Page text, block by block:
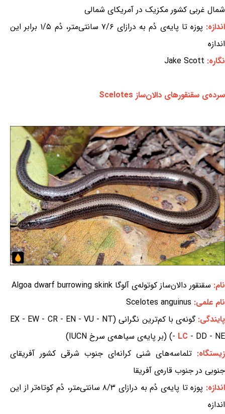
شمال غربی کشور مکزیک در آمریکای شمالی
اندازه:
پوزه تا پایه‌ی دُم به درازای ۷/۶ سانتی‌متر، دُم ۱/۵ برابر این
اندازه
نگاره: Jake Scott
سرده‌ی سقنقورهای دالان‌ساز Scelotes
نام: سقنقور دالان‌ساز کوتوله‌ی آلوگا Algoa dwarf burrowing skink
نام علمی: Scelotes anguinus
پایندگی:
گونه‌ی با کم‌ترین نگرانی (EX - EW - CR - EN - VU - NT
- LC - DD - NE) (بر پایه‌ی سیاهه‌ی سرخ IUCN)
زیستگاه: تلماسه‌های شنی کرانه‌ای جنوب شرقی کشور آفریقای
جنوبی در جنوب قاره‌ی آفریقا
اندازه:
پوزه تا پایه‌ی دُم به درازای ۸/۳ سانتی‌متر، دُم کوتاه‌تر از این
اندازه